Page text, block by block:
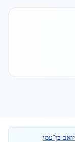
יואב בן־עמי